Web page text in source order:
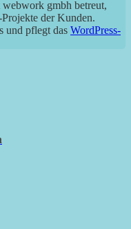
gmbh betreut,
der Kunden.
und pflegt das WordPress-